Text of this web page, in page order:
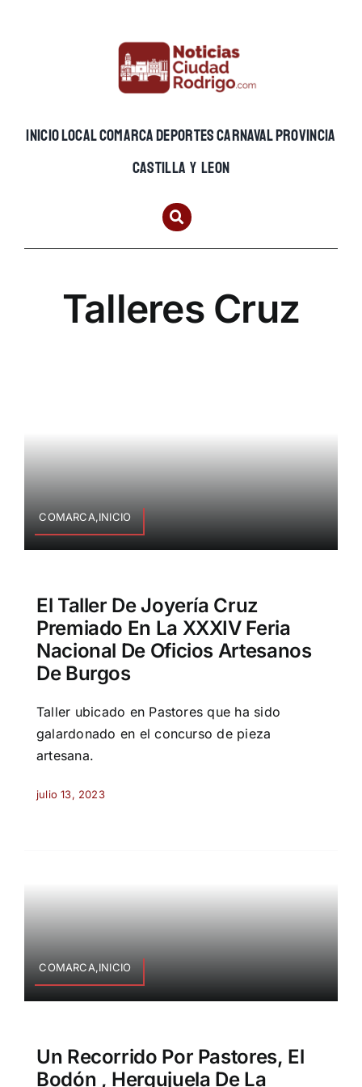
INICIOLOCALCOMARCADEPORTESCARNAVALPROVINCIA
CASTILLA Y LEON
Talleres Cruz
COMARCA,INICIO
El Taller De Joyería Cruz
Premiado En La XXXIV Feria
Nacional De Oficios Artesanos
De Burgos
Taller ubicado en Pastores que ha sido
galardonado en el concurso de pieza
artesana.
julio 13, 2023
COMARCA,INICIO
Un Recorrido Por Pastores, El
Bodón , Hergujuela De La